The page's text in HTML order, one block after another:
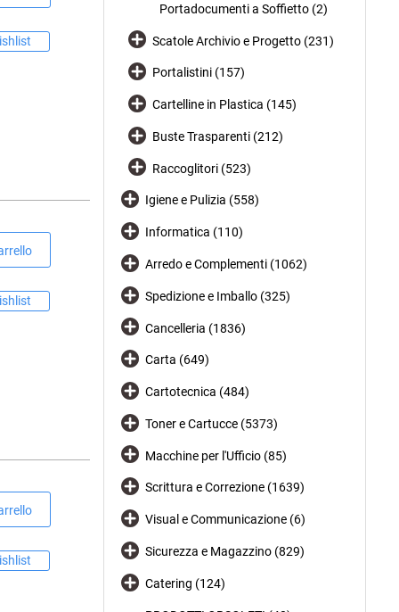
Portadocumenti a Soffietto (2)
Scatole Archivio e Progetto (231)
Portalistini (157)
Cartelline in Plastica (145)
Buste Trasparenti (212)
Raccoglitori (523)
Igiene e Pulizia (558)
Informatica (110)
Arredo e Complementi (1062)
Spedizione e Imballo (325)
Cancelleria (1836)
Carta (649)
Cartotecnica (484)
Toner e Cartucce (5373)
Macchine per l'Ufficio (85)
Scrittura e Correzione (1639)
Visual e Communicazione (6)
Sicurezza e Magazzino (829)
Catering (124)